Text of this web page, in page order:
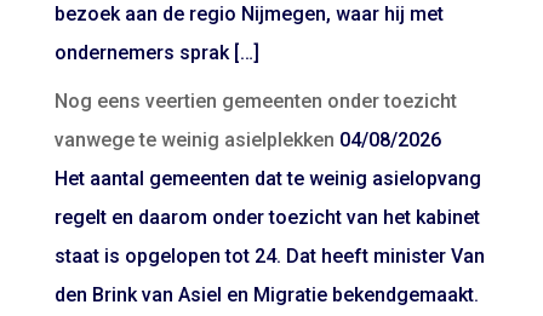
bezoek aan de regio Nijmegen, waar hij met
ondernemers sprak […]
Nog eens veertien gemeenten onder toezicht
vanwege te weinig asielplekken 04/08/2026
Het aantal gemeenten dat te weinig asielopvang
regelt en daarom onder toezicht van het kabinet
staat is opgelopen tot 24. Dat heeft minister Van
den Brink van Asiel en Migratie bekendgemaakt.